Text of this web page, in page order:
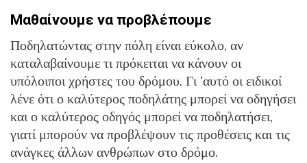
Μαθαίνουμε να προβλέπουμε
Ποδηλατώντας στην πόλη είναι εύκολο, αν
καταλαβαίνουμε τι πρόκειται να κάνουν οι
υπόλοιποι χρήστες του δρόμου. Γι ‘αυτό οι ειδικοί
λένε ότι ο καλύτερος ποδηλάτης μπορεί να οδηγήσει
και ο καλύτερος οδηγός μπορεί να ποδηλατήσει,
γιατί μπορούν να προβλέψουν τις προθέσεις και τις
ανάγκες άλλων ανθρώπων στο δρόμο.